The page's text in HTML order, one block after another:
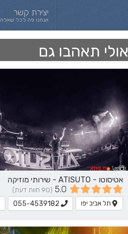
יצירת קשר
אנחנו פה לכל שאלה
אולי תאהבו גם
אטיסוטו - ATISUTO - שירותי מוזיקה
5.0 (90 חוות דעת)
תל אביב יפו 055-4539182